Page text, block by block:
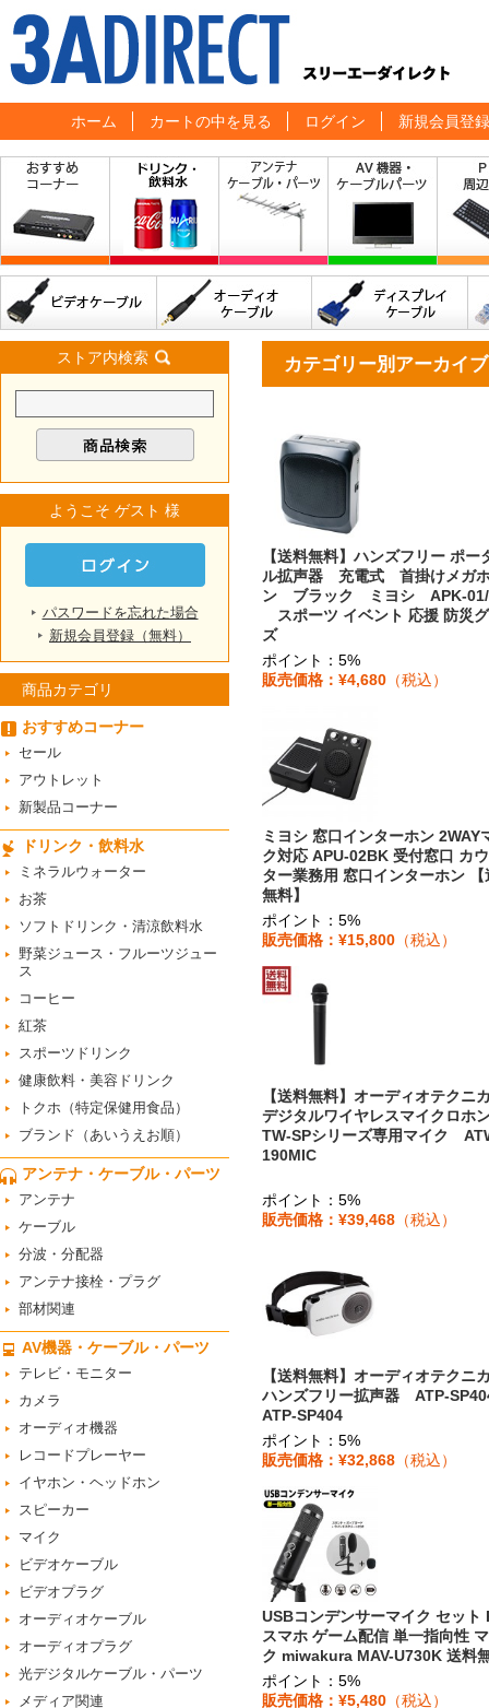
ホーム カートの中を見る ログイン 新規会員登録
カテゴリー別アーカイ
【送料無料】ハンズフリー ポー
ル拡声器 充電式 首掛けメガ
ン ブラック ミヨシ APK-
スポーツ イベント 応援 防災
ズ
ポイント：5%
販売価格：¥4,680 （税込）
ミヨシ 窓口インターホン 2WAY
ク対応 APU-02BK 受付窓口 カ
ター業務用 窓口インターホン 【
無料】
ポイント：5%
販売価格：¥15,800 （税込）
【送料無料】オーディオテク
デジタルワイヤレスマイクロ
TW-SPシリーズ専用マイク
190MIC
ポイント：5%
販売価格：¥39,468 （税込）
【送料無料】オーディオテク
ハンズフリー拡声器 ATP-
ATP-SP404
ポイント：5%
販売価格：¥32,868 （税込）
USBコンデンサーマイク セット
スマホ ゲーム配信 単一指向性
ク miwakura MAV-U730K 送料
ポイント：5%
販売価格：¥5,480 （税込）
ストア内検索
ようこそ ゲスト 様
パスワードを忘れた場合
新規会員登録（無料）
商品カテゴリ
おすすめコーナー
セール
アウトレット
新製品コーナー
ドリンク・飲料水
ミネラルウォーター
お茶
ソフトドリンク・清涼飲料水
野菜ジュース・フルーツジュー
ス
コーヒー
紅茶
スポーツドリンク
健康飲料・美容ドリンク
トクホ（特定保健用食品）
ブランド（あいうえお順）
アンテナ・ケーブル・パーツ
アンテナ
ケーブル
分波・分配器
アンテナ接栓・プラグ
部材関連
AV機器・ケーブル・パーツ
テレビ・モニター
カメラ
オーディオ機器
レコードプレーヤー
イヤホン・ヘッドホン
スピーカー
マイク
ビデオケーブル
ビデオプラグ
オーディオケーブル
オーディオプラグ
光デジタルケーブル・パーツ
メディア関連